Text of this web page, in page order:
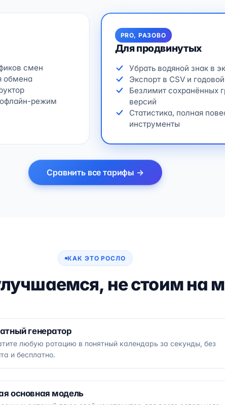
смен
обмена
режим
PRO, РАЗОВО
Для продвинутых
Убрать водяной знак в
Экспорт в CSV и
Безлимит сохранённых
версий
Статистика, полная
инструменты
Сравнить все тарифы →
КАК ЭТО РОСЛО
не стоим на
генератор
любую ротацию в понятный календарь за секунды, без
и бесплатно.
основная модель